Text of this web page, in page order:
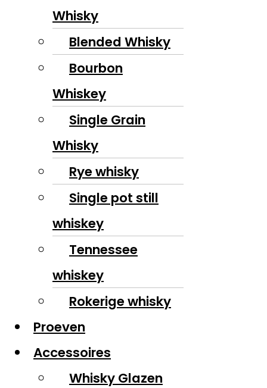
Whisky
Blended Whisky
Bourbon
Whiskey
Single Grain
Whisky
Rye whisky
Single pot still
whiskey
Tennessee
whiskey
Rokerige whisky
Proeven
Accessoires
Whisky Glazen